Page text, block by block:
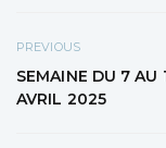
PREVIOUS
SEMAINE DU 7 AU
AVRIL 2025